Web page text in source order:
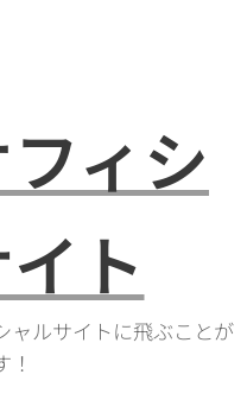
ィシ
ト
ャルサイトに飛ぶことが
！